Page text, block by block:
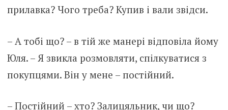
прилавка? Чого треба? Купив і вали звідси.
– А тобі що? – в тій же манері відповіла йому
Юля. – Я звикла розмовляти, спілкуватися з
покупцями. Він у мене – постійний.
– Постійний – хто? Залицяльник, чи що?